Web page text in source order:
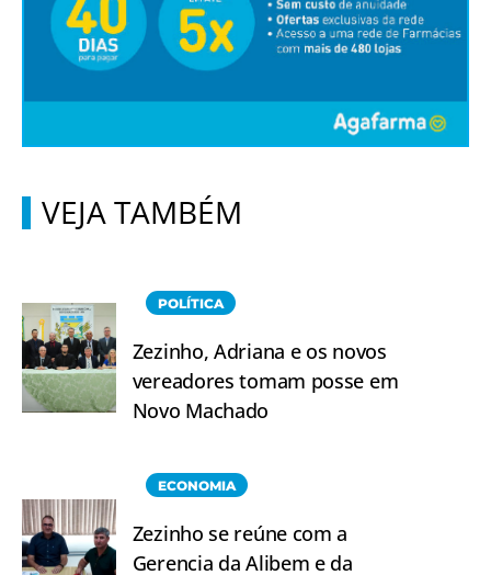
VEJA TAMBÉM
POLÍTICA
Zezinho, Adriana e os novos
vereadores tomam posse em
Novo Machado
ECONOMIA
Zezinho se reúne com a
Gerencia da Alibem e da